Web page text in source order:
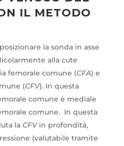
IL METODO
la sonda in asse
alla cute
femorale comune (CFA) e
(CFV). In questa
comune è mediale
comune. In questa
la CFVin profondità,
(valutabile tramite